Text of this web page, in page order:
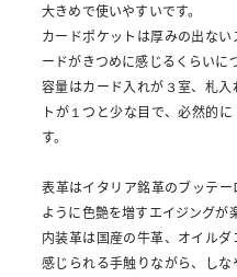
大きめで使いやすいです。
カードポケットは厚みの出な
ードがきつめに感じるくらいに
容量はカード入れが３室、札
トが１つと少な目で、必然的
す。
表革はイタリア銘革のブッテ
ように色艶を増すエイジングが
内装革は国産の牛革、オイル
感じられる手触りながら、し